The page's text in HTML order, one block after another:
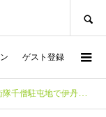
ゲスト登録
屯地で伊丹酒をPRする『たみまる』 伊丹市民賞受賞作品